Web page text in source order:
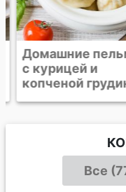
Домашние
с курицей и
копченой
Все